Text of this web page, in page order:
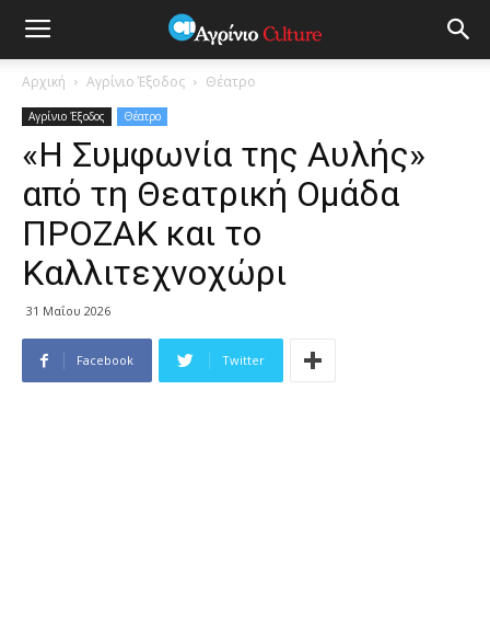
Αρχική Αγρίνιο Έξοδος Θέατρο
Αγρίνιο Έξοδος Θέατρο
«Η Συμφωνία της Αυλής»
από τη Θεατρική Ομάδα
ΠΡΟΖΑΚ και το
Καλλιτεχνοχώρι
31 Μαΐου 2026
Facebook Twitter